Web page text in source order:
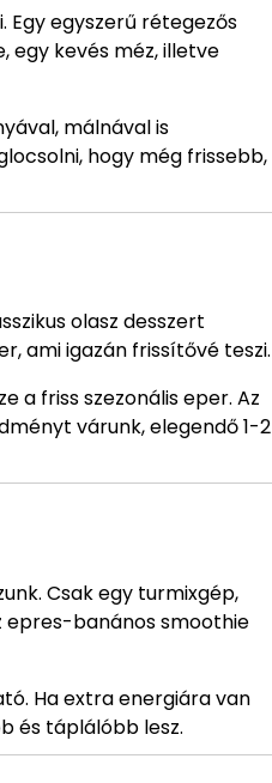
egyszerű rétegezős
egy kevés méz, illetve
málnával is
hogy még frissebb,
olasz desszert
ami igazán frissítővé teszi.
a friss szezonális eper. Az
várunk, elegendő 1-2
Csak egy turmixgép,
epres-banános smoothie
Ha extra energiára van
és táplálóbb lesz.